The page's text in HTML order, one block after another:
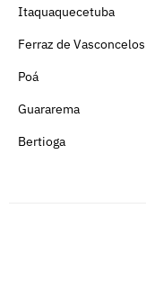
Itaquaquecetuba
Ferraz de Vasconcelos
Poá
Guararema
Bertioga